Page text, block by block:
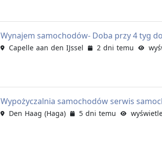
Wynajem samochodów- Doba przy 4 tyg
Capelle aan den IJssel 2 dni temu
Wypożyczalnia samochodów serwis
Den Haag (Haga) 5 dni temu